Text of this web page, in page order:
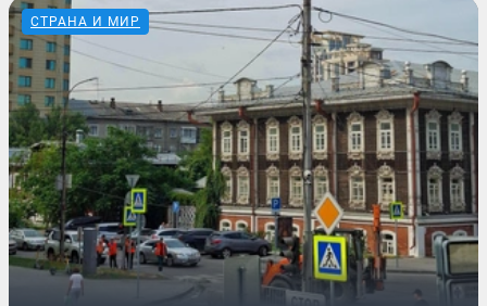
СТРАНА И МИР